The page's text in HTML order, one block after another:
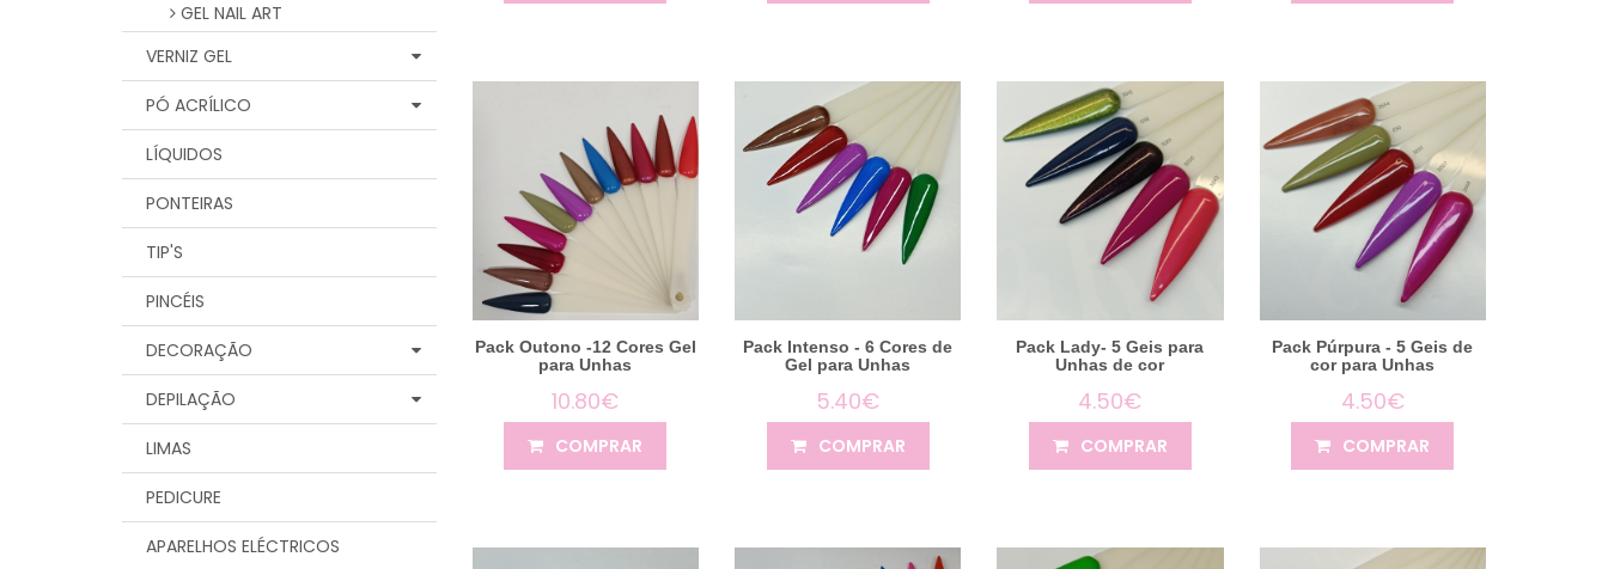
GEL NAIL ART
VERNIZ GEL
PÓ ACRÍLICO
LÍQUIDOS
PONTEIRAS
TIP'S
PINCÉIS
DECORAÇÃO
DEPILAÇÃO
LIMAS
PEDICURE
APARELHOS ELÉCTRICOS
Pack Outono -12 Cores Gel
para Unhas
10.80€
COMPRAR
Pack Intenso - 6 Cores de
Gel para Unhas
5.40€
COMPRAR
Pack Lady- 5 Geis para
Unhas de cor
4.50€
COMPRAR
Pack Púrpura - 5 Geis de
cor para Unhas
4.50€
COMPRAR